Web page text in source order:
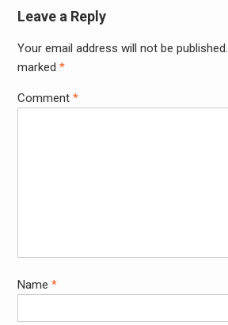
Leave a Reply
Your email address will not be published.
marked *
Comment *
Name *